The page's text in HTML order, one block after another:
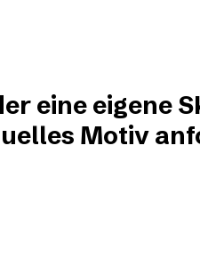
eine eigene
Motiv